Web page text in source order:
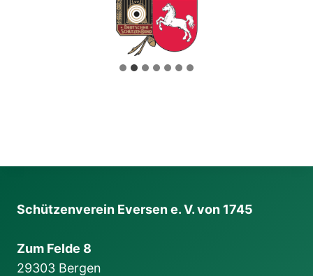
Schützenverein Eversen e. V. von 1745
Zum Felde 8
29303 Bergen